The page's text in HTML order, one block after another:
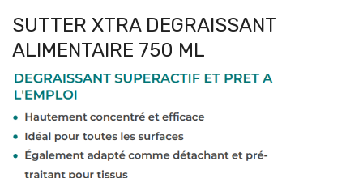
SUTTER XTRA DEGRAISSANT
ALIMENTAIRE 750 ML